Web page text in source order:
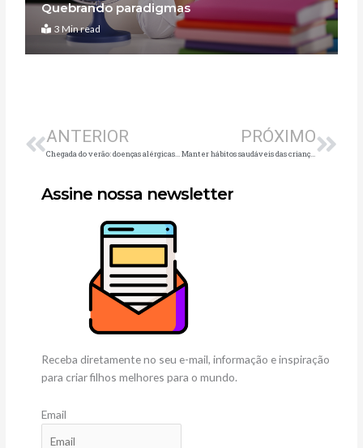
Quebrando paradigmas
3 Min read
ANTERIOR
Chegada do verão: doenças alérgicas que podem se manifestar em climas mais quentes
PRÓXIMO
Manter hábitos saudáveis das crianças durante as férias escolares é fundamental para a qualidade de vida delas
Assine nossa newsletter
Receba diretamente no seu e-mail, informação e inspiração
para criar filhos melhores para o mundo.
Email